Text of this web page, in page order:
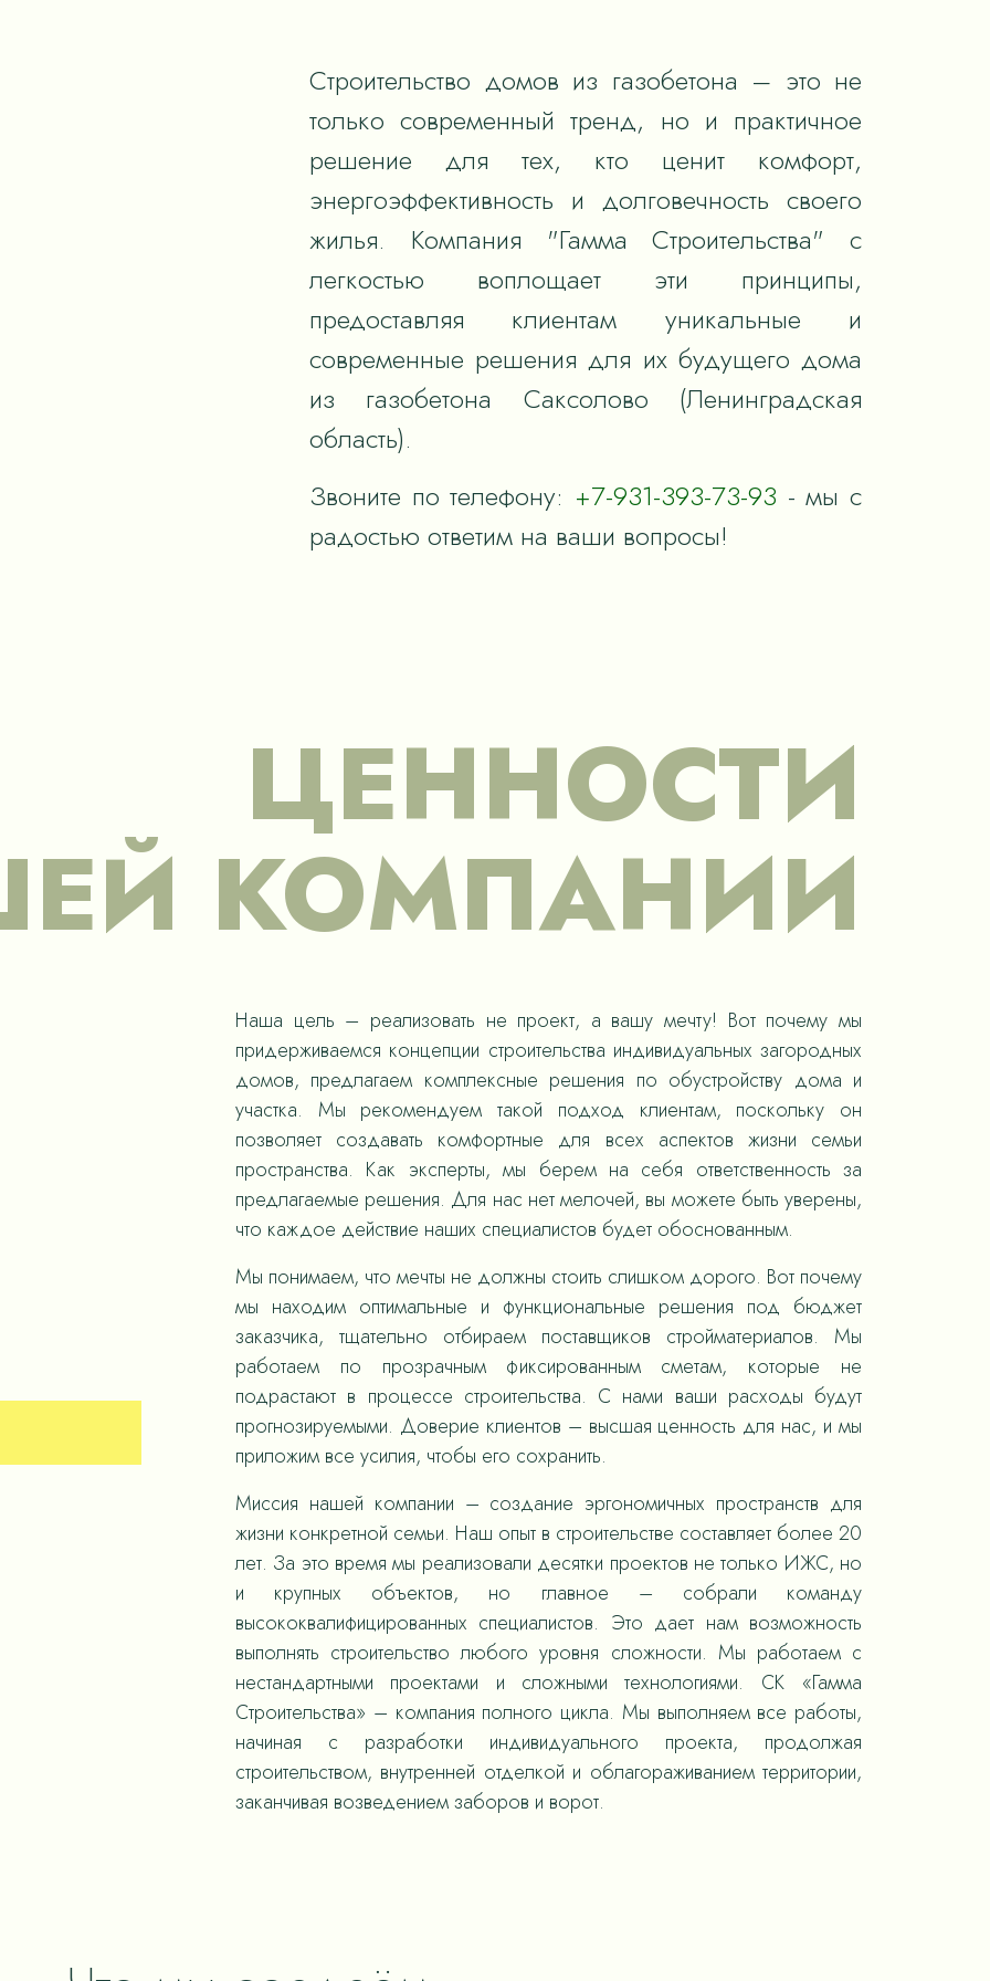
Строительство домов из газобетона – это не
только современный тренд, но и практичное
решение для тех, кто ценит комфорт,
энергоэффективность и долговечность своего
жилья. Компания "Гамма Строительства" с
легкостью воплощает эти принципы,
предоставляя клиентам уникальные и
современные решения для их будущего дома
из газобетона Саксолово (Ленинградская
область).
Звоните по телефону: +7-931-393-73-93 - мы с
радостью ответим на ваши вопросы!
ЦЕННОСТИ
КОМПАНИИ
Наша цель – реализовать не проект, а вашу мечту! Вот почему мы
придерживаемся концепции строительства индивидуальных загородных
домов, предлагаем комплексные решения по обустройству дома и
участка. Мы рекомендуем такой подход клиентам, поскольку он
позволяет создавать комфортные для всех аспектов жизни семьи
пространства. Как эксперты, мы берем на себя ответственность за
предлагаемые решения. Для нас нет мелочей, вы можете быть уверены,
что каждое действие наших специалистов будет обоснованным.
Мы понимаем, что мечты не должны стоить слишком дорого. Вот почему
мы находим оптимальные и функциональные решения под бюджет
заказчика, тщательно отбираем поставщиков стройматериалов. Мы
работаем по прозрачным фиксированным сметам, которые не
подрастают в процессе строительства. С нами ваши расходы будут
прогнозируемыми. Доверие клиентов – высшая ценность для нас, и мы
приложим все усилия, чтобы его сохранить.
Миссия нашей компании – создание эргономичных пространств для
жизни конкретной семьи. Наш опыт в строительстве составляет более 20
лет. За это время мы реализовали десятки проектов не только ИЖС, но
и крупных объектов, но главное – собрали команду
высококвалифицированных специалистов. Это дает нам возможность
выполнять строительство любого уровня сложности. Мы работаем с
нестандартными проектами и сложными технологиями. СК «Гамма
Строительства» – компания полного цикла. Мы выполняем все работы,
начиная с разработки индивидуального проекта, продолжая
строительством, внутренней отделкой и облагораживанием территории,
заканчивая возведением заборов и ворот.